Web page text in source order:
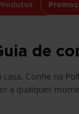
de
Confie na
a qualquer